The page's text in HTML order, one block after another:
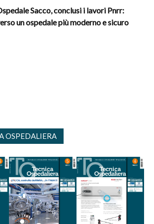
Sacco, conclusi i lavori Pnrr:
un ospedale più moderno e sicuro
OSPEDALIERA